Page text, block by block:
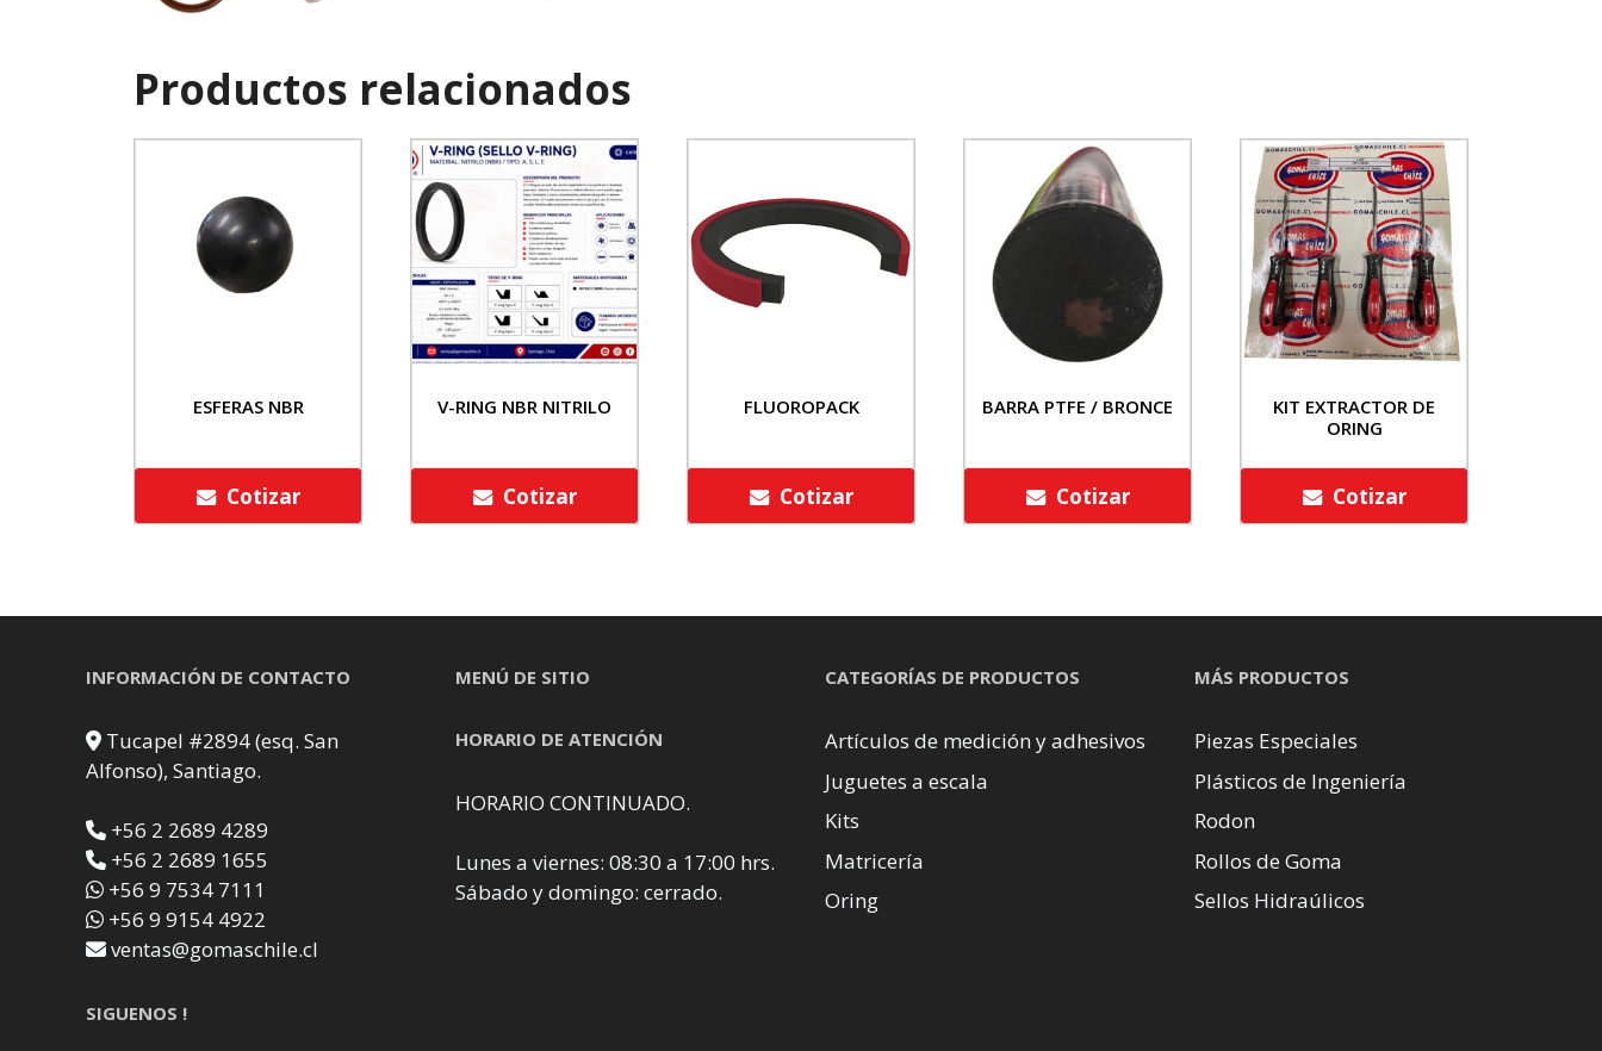
Productos relacionados
ESFERAS NBR
Cotizar
V-RING NBR NITRILO
Cotizar
FLUOROPACK
Cotizar
BARRA PTFE / BRONCE
Cotizar
KIT EXTRACTOR DE
ORING
Cotizar
INFORMACIÓN DE CONTACTO
Tucapel #2894 (esq. San
Alfonso), Santiago.
+56 2 2689 4289
+56 2 2689 1655
+56 9 7534 7111
+56 9 9154 4922
ventas@gomaschile.cl
SIGUENOS !
MENÚ DE SITIO
HORARIO DE ATENCIÓN
HORARIO CONTINUADO.
Lunes a viernes: 08:30 a 17:00 hrs.
Sábado y domingo: cerrado.
CATEGORÍAS DE PRODUCTOS
Artículos de medición y adhesivos
Juguetes a escala
Kits
Matricería
Oring
MÁS PRODUCTOS
Piezas Especiales
Plásticos de Ingeniería
Rodon
Rollos de Goma
Sellos Hidraúlicos